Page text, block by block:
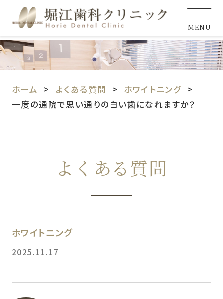
MENU
ホーム よくある質問
ホワイトニング
一度の通院で思い通りの白い歯になれますか？
よくある質問
ホワイトニング
2025.11.17